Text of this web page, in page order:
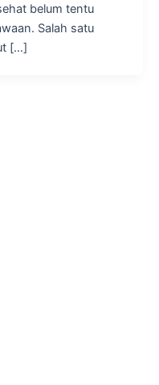
belum tentu
Salah satu
[…]